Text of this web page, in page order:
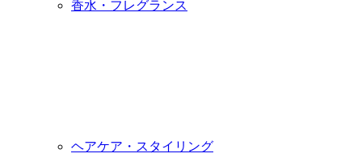
香水・フレグランス
ヘアケア・スタイリング